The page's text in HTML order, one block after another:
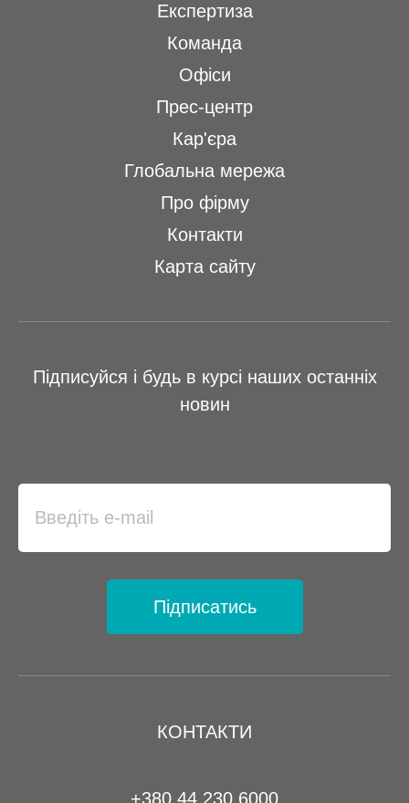
КОНТАКТИ
+380 44 230 6000
Експертиза
Команда
Офіси
Прес-центр
Кар'єра
Глобальна мережа
Про фірму
Контакти
Карта сайту
Підписуйся і будь в курсі наших останніх
новин
Підписатись